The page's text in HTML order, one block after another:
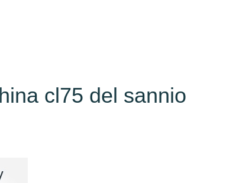
cl75 del sannio